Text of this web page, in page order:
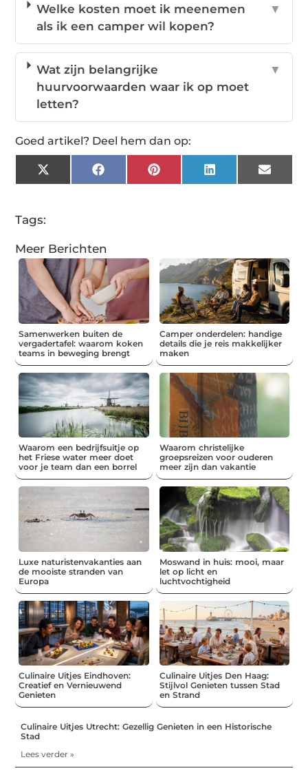
Welke kosten moet ik meenemen
als ik een camper wil kopen?
▼
Wat zijn belangrijke
huurvoorwaarden waar ik op moet
letten?
▼
Goed artikel? Deel hem dan op:
X
(Twitter)
FacebookPinterestLinkedInEmail
Tags:
Meer Berichten
Samenwerken buiten de
vergadertafel: waarom koken
teams in beweging brengt
Camper onderdelen: handige
details die je reis makkelijker
maken
Waarom een bedrijfsuitje op
het Friese water meer doet
voor je team dan een borrel
Waarom christelijke
groepsreizen voor ouderen
meer zijn dan vakantie
Luxe naturistenvakanties aan
de mooiste stranden van
Europa
Moswand in huis: mooi, maar
let op licht en
luchtvochtigheid
Culinaire Uitjes Eindhoven:
Creatief en Vernieuwend
Genieten
Culinaire Uitjes Den Haag:
Stijlvol Genieten tussen Stad
en Strand
Culinaire Uitjes Utrecht: Gezellig Genieten in een Historische
Stad
Lees verder »